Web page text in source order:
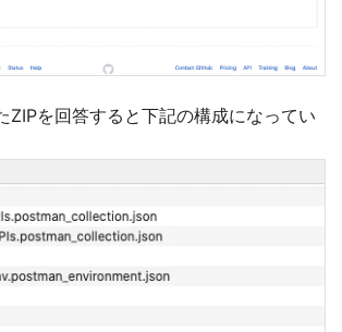
ZIPを回答すると下記の構成になってい